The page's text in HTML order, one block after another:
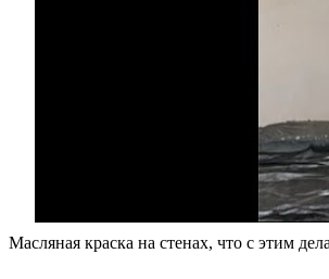
Масляная краска на стенах, что с этим